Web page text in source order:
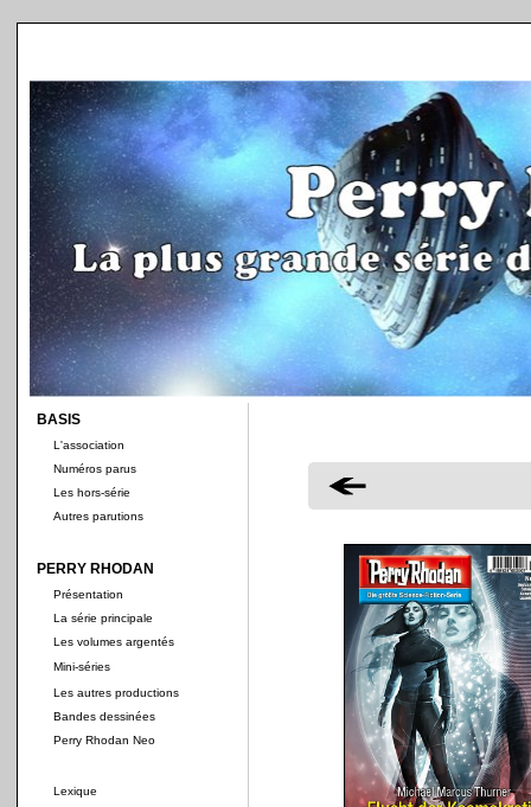
BASIS
L'association
Numéros parus
Les hors-série
Autres parutions
PERRY RHODAN
Présentation
La série principale
Les volumes argentés
Mini-séries
Les autres productions
Bandes dessinées
Perry Rhodan Neo
Lexique